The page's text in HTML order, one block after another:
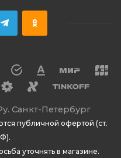
Санкт-Петербург
публичной офертой (ст.
уточнять в магазине.